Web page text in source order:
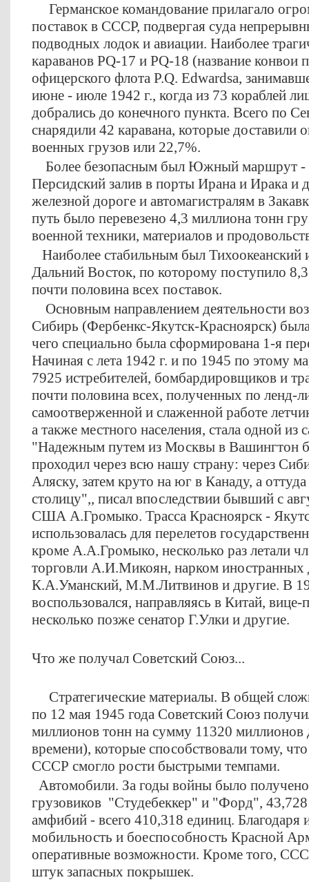
Германское командование прилагало
поставок в СССР, подвергая суда
подводных лодок и авиации. Наиболее
караванов PQ-17 и PQ-18 (название конвои
офицерского флота P.Q. Edwardsa,
июне - июле 1942 г., когда из 73 кораблей
добрались до конечного пункта. Всего по
снарядили 42 каравана, которые доставили
военных грузов или 22,7%.
Более безопасным был Южный маршрут -
Персидский залив в порты Ирана и Ирака и
железной дороге и автомагистралям в
путь было перевезено 4,3 миллиона тонн
военной техники, материалов и
Наиболее стабильным был Тихоокеанский
Дальний Восток, по которому поступило
почти половина всех поставок.
Основным направлением деятельности
Сибирь (Фербенкс-Якутск-Красноярск)
чего специально была сформирована 1-я
Начиная с лета 1942 г. и по 1945 по этому
7925 истребителей, бомбардировщиков и
почти половина всех, полученных по ленд-
самоотверженной и слаженной работе
а также местного населения, стала одной
"Надежным путем из Москвы в Вашингтон
проходил через всю нашу страну: через
Аляску, затем круто на юг в Канаду, а
столицу",, писал впоследствии бывший с
США А.Громыко. Трасса Красноярск -
использовалась для перелетов
кроме А.А.Громыко, несколько раз летали
торговли А.И.Микоян, нарком
К.А.Уманский, М.М.Литвинов и другие. В
воспользовался, направляясь в Китай,
несколько позже сенатор Г.Улки и другие.
Что же получал Советский Союз...
Стратегические материалы. В общей
по 12 мая 1945 года Советский Союз
миллионов тонн на сумму 11320 миллионов
времени), которые способствовали тому,
СССР смогло рости быстрыми темпами.
Автомобили. За годы войны было
грузовиков "Студебеккер" и "Форд",
амфибий - всего 410,318 единиц. Благодаря
мобильность и боеспособность Красной
оперативные возможности. Кроме того,
штук запасных покрышек.